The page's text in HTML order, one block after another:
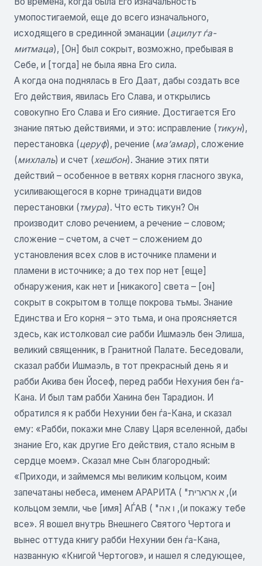
умопостигаемой, еще до всего изначального,
исходящего в срединной эманации (ацилут ѓа-
митмаца), [Он] был сокрыт, возможно, пребывая в
Себе, и [тогда] не была явна Его сила.
А когда она поднялась в Его Даат, дабы создать все
Его действия, явилась Его Слава, и открылись
совокупно Его Слава и Его сияние. Достигается Его
знание пятью действиями, и это: исправление (тикун),
перестановка (церуф), речение (ма’амар), сложение
(михлаль) и счет (хешбон). Знание этих пяти
действий – особенное в ветвях корня гласного звука,
усиливающегося в корне тринадцати видов
перестановки (тмура). Что есть тикун? Он
производит слово речением, а речение – словом;
сложение – счетом, а счет – сложением до
установления всех слов в источнике пламени и
пламени в источнике; а до тех пор нет [еще]
обнаружения, как нет и [никакого] света – [он]
сокрыт в сокрытом в толще покрова тьмы. Знание
Единства и Его корня – это тьма, и она проясняется
здесь, как истолковал сие рабби Ишмаэль бен Элиша,
великий священник, в Гранитной Палате. Беседовали,
сказал рабби Ишмаэль, в тот прекрасный день я и
рабби Акива бен Йосеф, перед рабби Нехуния бен ѓа-
Кана. И был там рабби Ханина бен Тарадион. И
обратился я к рабби Нехунии бен ѓа-Кана, и сказал
ему: «Рабби, покажи мне Славу Царя вселенной, дабы
знание Его, как другие Его действия, стало ясным в
сердце моем». Сказал мне Сын благородный:
«Приходи, и займемся мы великим кольцом, коим
запечатаны небеса, именем АРАРИТА ( "א ארארית ,(и
кольцом земли, чье [имя] АЃАВ ( "ו אה ,(и покажу тебе
все». Я вошел внутрь Внешнего Святого Чертога и
вынес оттуда книгу рабби Нехунии бен ѓа-Кана,
названную «Книгой Чертогов», и нашел я следующее,